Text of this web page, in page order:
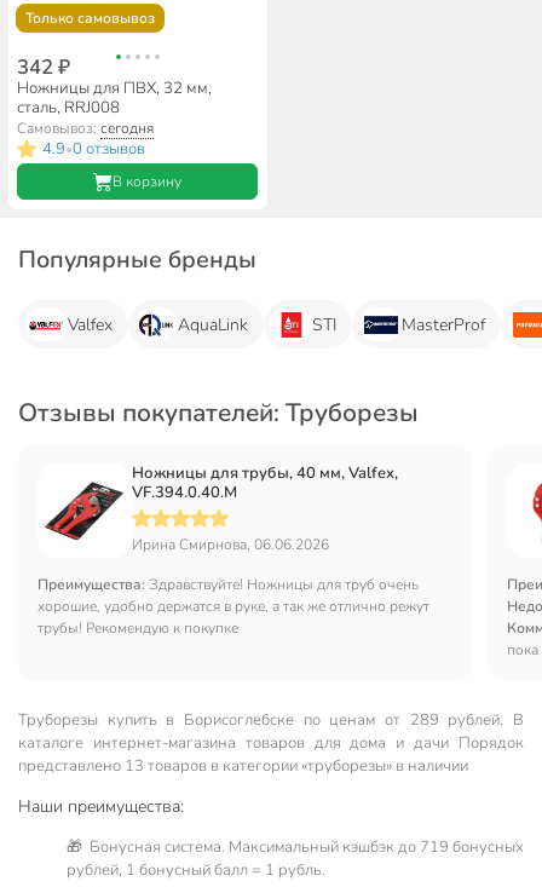
Только самовывоз
342 ₽
Ножницы для ПВХ, 32 мм,
сталь, RRJ008
Самовывоз:сегодня
4.9•0 отзывов
В корзину
Популярные бренды
Valfex AquaLink STI MasterProf
Отзывы покупателей: Труборезы
Ножницы для трубы, 40 мм, Valfex,
VF.394.0.40.M
Ирина Смирнова, 06.06.2026
Преимущества: Здравствуйте! Ножницы для труб очень
хорошие, удобно держатся в руке, а так же отлично режут
трубы! Рекомендую к покупке
Труборезы купить в Борисоглебске по ценам от 289 рублей. В
каталоге интернет-магазина товаров для дома и дачи Порядок
представлено 13 товаров в категории «труборезы» в наличии
Наши преимущества:
🎁 Бонусная система. Максимальный кэшбэк до 719 бонусных
рублей, 1 бонусный балл = 1 рубль.